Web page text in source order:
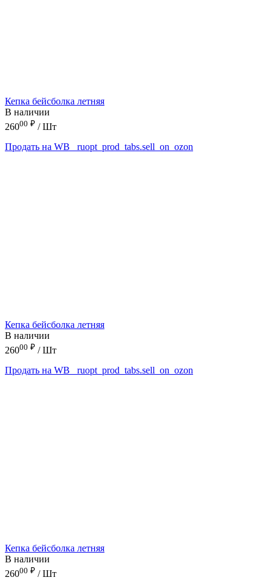
Кепка бейсболка летняя
В наличии
26000 ₽ / Шт
Продать на WB
_ruopt_prod_tabs.sell_on_ozon
Кепка бейсболка летняя
В наличии
26000 ₽ / Шт
Продать на WB
_ruopt_prod_tabs.sell_on_ozon
Кепка бейсболка летняя
В наличии
26000 ₽ / Шт